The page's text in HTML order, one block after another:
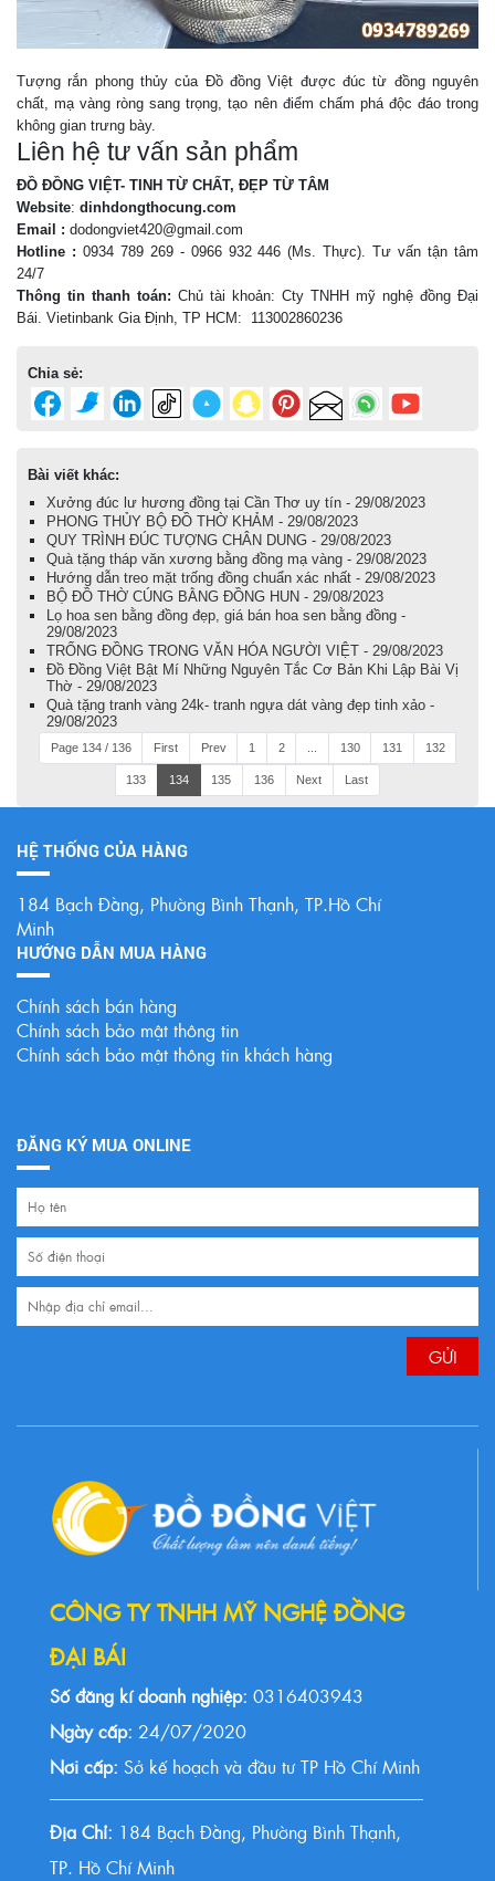
Tượng rắn phong thủy của Đồ đồng Việt được đúc từ đồng nguyên
chất, mạ vàng ròng sang trọng, tạo nên điểm chấm phá độc đáo trong
không gian trưng bày.
Liên hệ tư vấn sản phẩm
ĐỒ ĐỒNG VIỆT- TINH TỪ CHẤT, ĐẸP TỪ TÂM
Website: dinhdongthocung.com
Email : dodongviet420@gmail.com
Hotline : 0934 789 269 - 0966 932 446 (Ms. Thực) . Tư vấn tận tâm
24/7
Thông tin thanh toán: Chủ tài khoản: Cty TNHH mỹ nghệ đồng Đại
Bái. Vietinbank Gia Định, TP HCM: 113002860236
Chia sẻ:
Bài viết khác:
Xưởng đúc lư hương đồng tại Cần Thơ uy tín - 29/08/2023
PHONG THỦY BỘ ĐỒ THỜ KHẢM - 29/08/2023
QUY TRÌNH ĐÚC TƯỢNG CHÂN DUNG - 29/08/2023
Quà tặng tháp văn xương bằng đồng mạ vàng - 29/08/2023
Hướng dẫn treo mặt trống đồng chuẩn xác nhất - 29/08/2023
BỘ ĐỒ THỜ CÚNG BẰNG ĐỒNG HUN - 29/08/2023
Lọ hoa sen bằng đồng đẹp, giá bán hoa sen bằng đồng -
29/08/2023
TRỐNG ĐỒNG TRONG VĂN HÓA NGƯỜI VIỆT - 29/08/2023
Đồ Đồng Việt Bật Mí Những Nguyên Tắc Cơ Bản Khi Lập Bài Vị
Thờ - 29/08/2023
Quà tặng tranh vàng 24k- tranh ngựa dát vàng đẹp tinh xảo -
29/08/2023
Page 134 / 136 First Prev 1 2 130 131 132
133 134 135 136 Next Last
HỆ THỐNG CỦA HÀNG
184 Bạch Đằng, Phường Bình Thạnh, TP.Hồ Chí
Minh
HƯỚNG DẪN MUA HÀNG
Chính sách bán hàng
Chính sách bảo mật thông tin
Chính sách bảo mật thông tin khách hàng
ĐĂNG KÝ MUA ONLINE
CÔNG TY TNHH MỸ NGHỆ ĐỒNG
ĐẠI BÁI
Số đăng kí doanh nghiệp: 0316403943
Ngày cấp: 24/07/2020
Nơi cấp: Sở kế hoạch và đầu tư TP Hồ Chí Minh
Địa Chỉ: 184 Bạch Đằng, Phường Bình Thạnh,
TP. Hồ Chí Minh